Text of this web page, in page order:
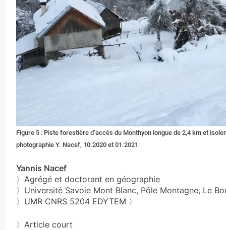
Figure 5 : Piste forestière d’accès du Monthyon longue de 2,4 km et
photographie Y. Nacef, 10.2020 et 01.2021
Yannis Nacef
〉Agrégé et doctorant en géographie
〉Université Savoie Mont Blanc, Pôle Montagne, Le
〉UMR CNRS 5204 EDYTEM 〉
〉Article court